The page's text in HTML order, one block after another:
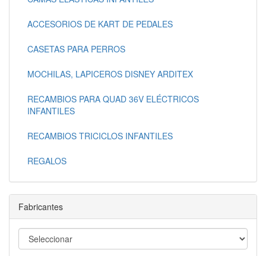
ACCESORIOS DE KART DE PEDALES
CASETAS PARA PERROS
MOCHILAS, LAPICEROS DISNEY ARDITEX
RECAMBIOS PARA QUAD 36V ELÉCTRICOS
INFANTILES
RECAMBIOS TRICICLOS INFANTILES
REGALOS
Fabricantes